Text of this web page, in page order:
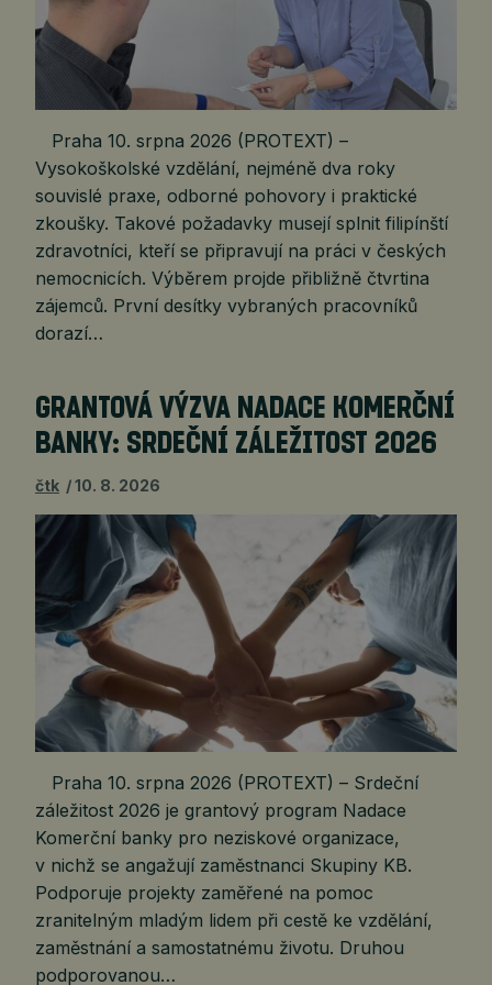
Praha 10. srpna 2026 (PROTEXT) –
Vysokoškolské vzdělání, nejméně dva roky
souvislé praxe, odborné pohovory i praktické
zkoušky. Takové požadavky musejí splnit filipínští
zdravotníci, kteří se připravují na práci v českých
nemocnicích. Výběrem projde přibližně čtvrtina
zájemců. První desítky vybraných pracovníků
dorazí…
GRANTOVÁ VÝZVA NADACE KOMERČNÍ
BANKY: SRDEČNÍ ZÁLEŽITOST 2026
čtk 10. 8. 2026
Praha 10. srpna 2026 (PROTEXT) – Srdeční
záležitost 2026 je grantový program Nadace
Komerční banky pro neziskové organizace,
v nichž se angažují zaměstnanci Skupiny KB.
Podporuje projekty zaměřené na pomoc
zranitelným mladým lidem při cestě ke vzdělání,
zaměstnání a samostatnému životu. Druhou
podporovanou…